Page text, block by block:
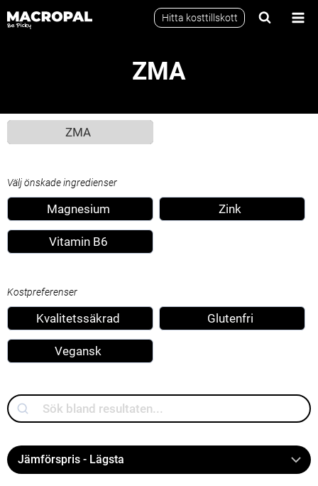
to
Hitta kosttillskott
ZMA
ZMA
Välj önskade ingredienser
Magnesium Zink
Vitamin B6
Kostpreferenser
Kvalitetssäkrad Glutenfri
Vegansk
Search